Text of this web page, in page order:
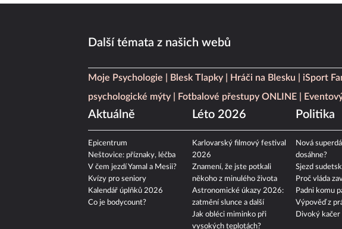
Další témata z našich webů
Moje Psychologie Blesk Tlapky Hráči na Blesku iSport
psychologické mýty
Fotbalové přestupy ONLINE
Aktuálně
Epicentrum
Neštovice: příznaky, léčba
V čem jezdí Yamal a Mesii?
Kvízy pro seniory
Kalendář úplňků 2026
Co je bodycount?
Léto 2026
Karlovarský filmový festival
2026
Znamení, že jste potkali
někoho z minulého života
Astronomické úkazy 2026:
zatmění slunce a další
Jak obléci miminko při
vysokých teplotách?
Politika
Nová
dosáhne?
Sjezd
Proč vláda
Padni komu
Výpověď z
Divoký kačer